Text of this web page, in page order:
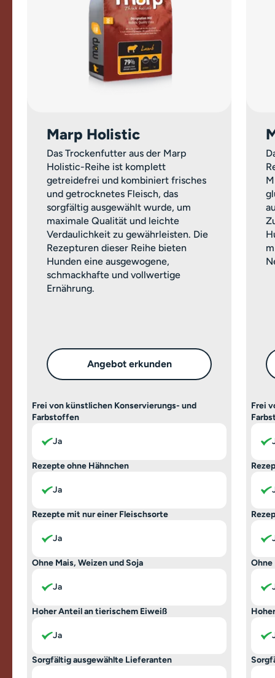
Marp Holistic
Das Trockenfutter aus der Marp
Holistic-Reihe ist komplett
getreidefrei und kombiniert frisches
und getrocknetes Fleisch, das
sorgfältig ausgewählt wurde, um
maximale Qualität und leichte
Verdaulichkeit zu gewährleisten. Die
Rezepturen dieser Reihe bieten
Hunden eine ausgewogene,
schmackhafte und vollwertige
Ernährung.
Angebot erkunden
Frei von künstlichen Konservierungs- und
Farbstoffen
Ja
Rezepte ohne Hähnchen
Ja
Rezepte mit nur einer Fleischsorte
Ja
Ohne Mais, Weizen und Soja
Ja
Hoher Anteil an tierischem Eiweiß
Ja
Sorgfältig ausgewählte Lieferanten
Frei
Ohne